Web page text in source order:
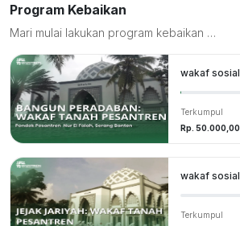
Program Kebaikan
Mari mulai lakukan program kebaikan untuk membantu meringankan beban saudara kita di seluruh pelosok negeri.
wakaf sosial
Terkumpul
Rp. 50.000,00
wakaf sosial
Terkumpul